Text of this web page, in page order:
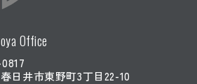
探傷試験（PT）
探傷試験（PT） 青
Office
日井市東野町3丁目22-10